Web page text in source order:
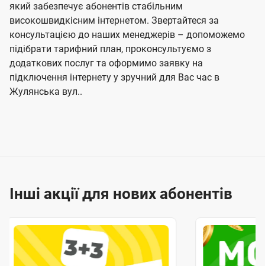
який забезпечує абонентів стабільним
високошвидкісним інтернетом. Звертайтеся за
консультацією до наших менеджерів – допоможемо
підібрати тарифний план, проконсультуємо з
додаткових послуг та оформимо заявку на
підключення інтернету у зручний для Вас час в
Жулянська вул..
Інші акції для нових абонентів